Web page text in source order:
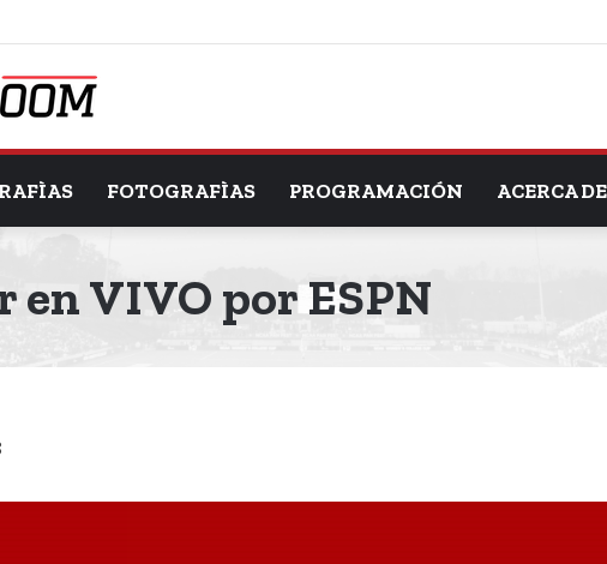
FOTOGRAFÌAS PROGRAMACIÓN ACERCA
en VIVO por ESPN